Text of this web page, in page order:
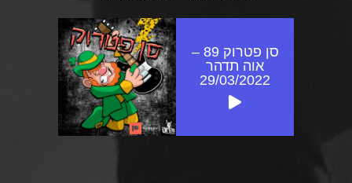
סן פטרוק 89 –
אוה תדהר
29/03/2022